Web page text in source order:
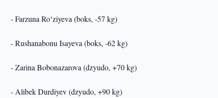
- Farzuna Roʻziyeva (boks, -57 kg)
- Rushanabonu Isayeva (boks, -62 kg)
- Zarina Bobonazarova (dzyudo, +70 kg)
- Alibek Durdiyev (dzyudo, +90 kg)